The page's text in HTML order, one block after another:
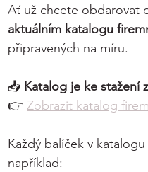
Ať už chcete obdarovat
aktuálním katalogu
připravených na míru.
📥 Katalog je ke stažení
👉 Zobrazit katalog
Každý balíček v
například: